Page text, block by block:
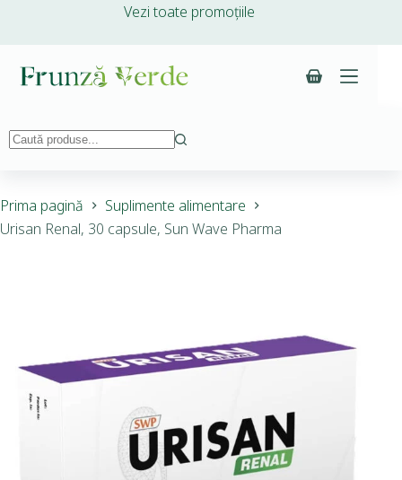
Vezi toate promoțiile
Prima pagină
Suplimente alimentare
Urisan Renal, 30 capsule, Sun Wave Pharma